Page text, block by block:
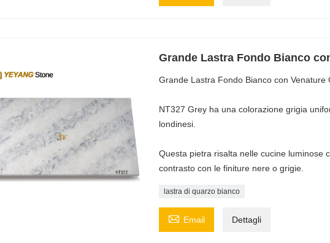
Grande Lastra Fondo Bianco
Grande Lastra Fondo Bianco con Venature
NT327 Grey ha una colorazione grigia
londinesi.
Questa pietra risalta nelle cucine luminose
contrasto con le finiture nere o grigie.
lastra di quarzo bianco
 Email Dettagli